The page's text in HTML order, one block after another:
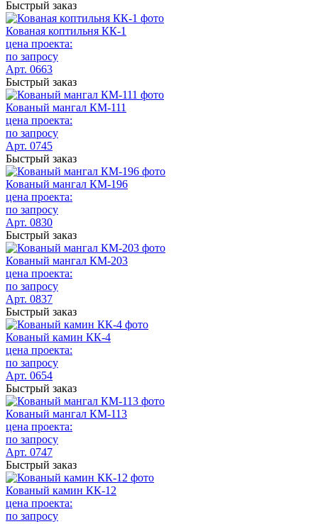
Быстрый заказ
Кованая коптильня КК-1
цена проекта:
по запросу
Арт. 0663
Быстрый заказ
Кованый мангал КМ-111
цена проекта:
по запросу
Арт. 0745
Быстрый заказ
Кованый мангал КМ-196
цена проекта:
по запросу
Арт. 0830
Быстрый заказ
Кованый мангал КМ-203
цена проекта:
по запросу
Арт. 0837
Быстрый заказ
Кованый камин КК-4
цена проекта:
по запросу
Арт. 0654
Быстрый заказ
Кованый мангал КМ-113
цена проекта:
по запросу
Арт. 0747
Быстрый заказ
Кованый камин КК-12
цена проекта:
по запросу